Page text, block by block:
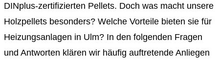
DINplus-zertifizierten Pellets. Doch was macht unsere
Holzpellets besonders? Welche Vorteile bieten sie für
Heizungsanlagen in Ulm? In den folgenden Fragen
und Antworten klären wir häufig auftretende Anliegen